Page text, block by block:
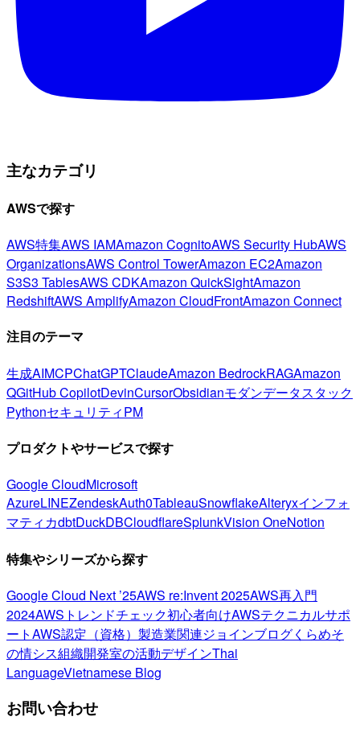
主なカテゴリ
AWSで探す
AWS特集AWS IAMAmazon CognitoAWS Security HubAWS
OrganizationsAWS Control TowerAmazon EC2Amazon
S3S3 TablesAWS CDKAmazon QuickSightAmazon
RedshiftAWS AmplifyAmazon CloudFrontAmazon Connect
注目のテーマ
生成AIMCPChatGPTClaudeAmazon BedrockRAGAmazon
QGitHub CopilotDevinCursorObsidianモダンデータスタック
PythonセキュリティPM
プロダクトやサービスで探す
Google CloudMicrosoft
AzureLINEZendeskAuth0TableauSnowflakeAlteryxインフォ
マティカdbtDuckDBCloudflareSplunkVision OneNotion
特集やシリーズから探す
Google Cloud Next ’25AWS re:Invent 2025AWS再入門
2024AWSトレンドチェック初心者向けAWSテクニカルサポ
ートAWS認定（資格） 製造業関連ジョインブログくらめそ
の情シス組織開発室の活動デザインThai
LanguageVietnamese Blog
お問い合わせ